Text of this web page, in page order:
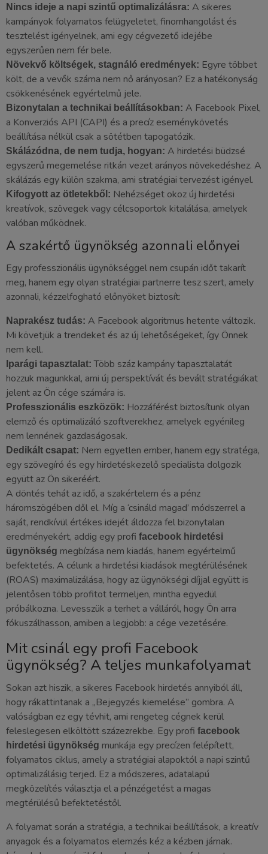
Nincs ideje a napi szintű optimalizálásra: A sikeres
kampányok folyamatos felügyeletet, finomhangolást és
tesztelést igényelnek, ami egy cégvezető idejébe
egyszerűen nem fér bele.
Növekvő költségek, stagnáló eredmények: Egyre többet
költ, de a vevők száma nem nő arányosan? Ez a hatékonyság
csökkenésének egyértelmű jele.
Bizonytalan a technikai beállításokban: A Facebook Pixel,
a Konverziós API (CAPI) és a precíz eseménykövetés
beállítása nélkül csak a sötétben tapogatózik.
Skálázódna, de nem tudja, hogyan: A hirdetési büdzsé
egyszerű megemelése ritkán vezet arányos növekedéshez. A
skálázás egy külön szakma, ami stratégiai tervezést igényel.
Kifogyott az ötletekből: Nehézséget okoz új hirdetési
kreatívok, szövegek vagy célcsoportok kitalálása, amelyek
valóban működnek.
A szakértő ügynökség azonnali előnyei
Egy professzionális ügynökséggel nem csupán időt takarít
meg, hanem egy olyan stratégiai partnerre tesz szert, amely
azonnali, kézzelfogható előnyöket biztosít:
Naprakész tudás: A Facebook algoritmus hetente változik.
Mi követjük a trendeket és az új lehetőségeket, így Önnek
nem kell.
Iparági tapasztalat: Több száz kampány tapasztalatát
hozzuk magunkkal, ami új perspektívát és bevált stratégiákat
jelent az Ön cége számára is.
Professzionális eszközök: Hozzáférést biztosítunk olyan
elemző és optimalizáló szoftverekhez, amelyek egyénileg
nem lennének gazdaságosak.
Dedikált csapat: Nem egyetlen ember, hanem egy stratéga,
egy szövegíró és egy hirdetéskezelő specialista dolgozik
együtt az Ön sikeréért.
A döntés tehát az idő, a szakértelem és a pénz
háromszögében dől el. Míg a ‘csináld magad’ módszerrel a
saját, rendkívül értékes idejét áldozza fel bizonytalan
eredményekért, addig egy profi facebook hirdetési
ügynökség megbízása nem kiadás, hanem egyértelmű
befektetés. A célunk a hirdetési kiadások megtérülésének
(ROAS) maximalizálása, hogy az ügynökségi díjjal együtt is
jelentősen több profitot termeljen, mintha egyedül
próbálkozna. Levesszük a terhet a válláról, hogy Ön arra
fókuszálhasson, amiben a legjobb: a cége vezetésére.
Mit csinál egy profi Facebook
ügynökség? A teljes munkafolyamat
Sokan azt hiszik, a sikeres Facebook hirdetés annyiból áll,
hogy rákattintanak a „Bejegyzés kiemelése” gombra. A
valóságban ez egy tévhit, ami rengeteg cégnek kerül
feleslegesen elköltött százezrekbe. Egy profi facebook
hirdetési ügynökség munkája egy precízen felépített,
folyamatos ciklus, amely a stratégiai alapoktól a napi szintű
optimalizálásig terjed. Ez a módszeres, adatalapú
megközelítés választja el a pénzégetést a magas
megtérülésű befektetéstől.
A folyamat során a stratégia, a technikai beállítások, a kreatív
anyagok és a folyamatos elemzés kéz a kézben járnak.